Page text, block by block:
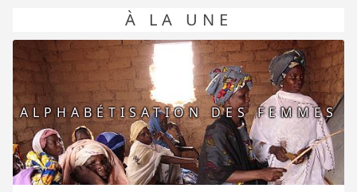
À LA UNE
ALPHABÉTISATION DES FEMMES